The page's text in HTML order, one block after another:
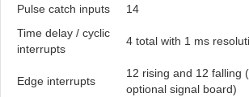
Pulse catch inputs
14
Time delay / cyclic
interrupts
4 total with 1 ms
Edge interrupts
12 rising and 12 falling
optional signal board)